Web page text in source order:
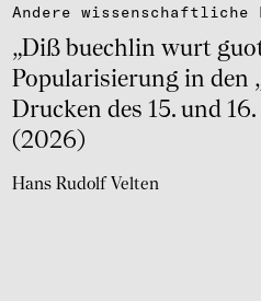
„Diß buech­lin wurt
Popu­la­ri­sie­rung in den
Drucken des 15. und
(2026)
Andere wissen­schaft­li­che
Hans Rudolf Velten